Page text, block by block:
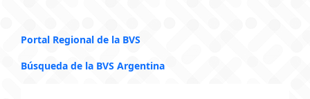
Portal Regional de la BVS
Búsqueda de la BVS Argentina